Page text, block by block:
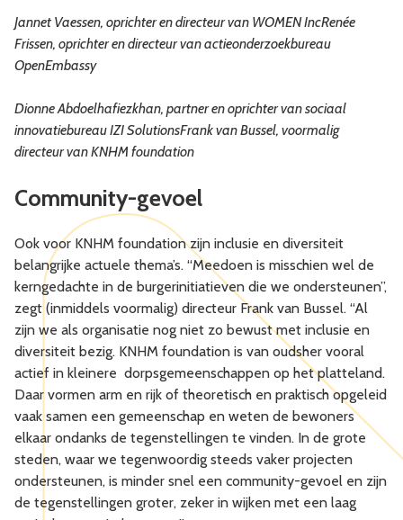
Jannet Vaessen, oprichter en directeur van WOMEN IncRenée
Frissen, oprichter en directeur van actieonderzoekbureau
OpenEmbassy
Dionne Abdoelhafiezkhan, partner en oprichter van sociaal
innovatiebureau IZI SolutionsFrank van Bussel, voormalig
directeur van KNHM foundation
Community-gevoel
Ook voor KNHM foundation zijn inclusie en diversiteit
belangrijke actuele thema’s. “Meedoen is misschien wel de
kerngedachte in de burgerinitiatieven die we ondersteunen”,
zegt (inmiddels voormalig) directeur Frank van Bussel. “Al
zijn we als organisatie nog niet zo bewust met inclusie en
diversiteit bezig. KNHM foundation is van oudsher vooral
actief in kleinere dorpsgemeenschappen op het platteland.
Daar vormen arm en rijk of theoretisch en praktisch opgeleid
vaak samen een gemeenschap en weten de bewoners
elkaar ondanks de tegenstellingen te vinden. In de grote
steden, waar we tegenwoordig steeds vaker projecten
ondersteunen, is minder snel een community-gevoel en zijn
de tegenstellingen groter, zeker in wijken met een laag